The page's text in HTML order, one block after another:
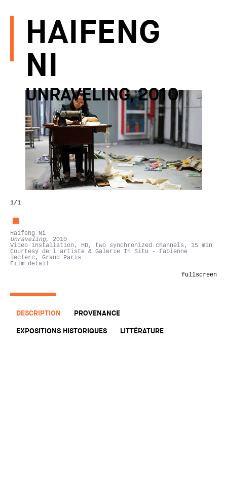
HAIFENG
NI
UNRAVELING, 2010
1/1
Haifeng Ni
Unraveling, 2010
Video installation, HD, two synchronized channels, 15 min
Courtesy de l'artiste & Galerie In Situ - fabienne
leclerc, Grand Paris
Film detail
fullscreen
DESCRIPTION
PROVENANCE
EXPOSITIONS HISTORIQUES
LITTÉRATURE